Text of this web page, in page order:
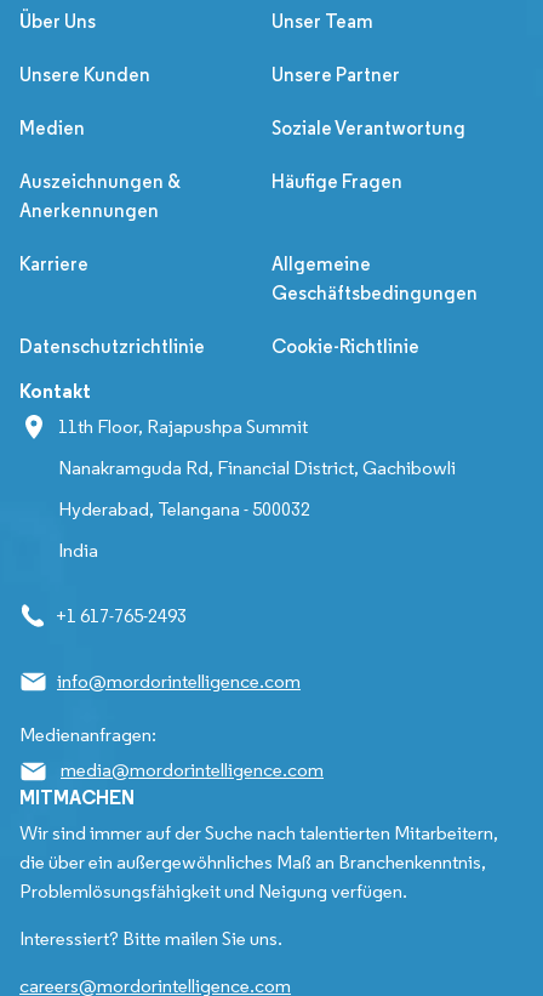
Über Uns
Unser Team
Unsere Kunden Unsere Partner
Medien Soziale Verantwortung
Auszeichnungen &
Anerkennungen
Häufige Fragen
Karriere
Allgemeine
Geschäftsbedingungen
Datenschutzrichtlinie Cookie-Richtlinie
Kontakt
11th Floor, Rajapushpa Summit
Nanakramguda Rd, Financial District, Gachibowli
Hyderabad, Telangana - 500032
India
+1 617-765-2493
info@mordorintelligence.com
Medienanfragen:
media@mordorintelligence.com
MITMACHEN
Wir sind immer auf der Suche nach talentierten Mitarbeitern,
die über ein außergewöhnliches Maß an Branchenkenntnis,
Problemlösungsfähigkeit und Neigung verfügen.
Interessiert? Bitte mailen Sie uns.
careers@mordorintelligence.com